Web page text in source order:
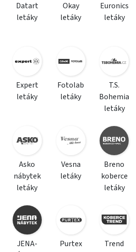
Datart
letáky
Okay
letáky
Euronics
letáky
Expert
letáky
Fotolab
letáky
T.S.
Bohemia
letáky
Asko
nábytek
letáky
Vesna
letáky
Breno
koberce
letáky
JENA-
Purtex
Trend